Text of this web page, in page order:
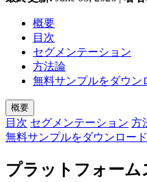
概要
目次
セグメンテーション
方法論
無料サンプルをダウン
概要
目次 セグメンテーション 方
無料サンプルをダウンロード
プラットフォー